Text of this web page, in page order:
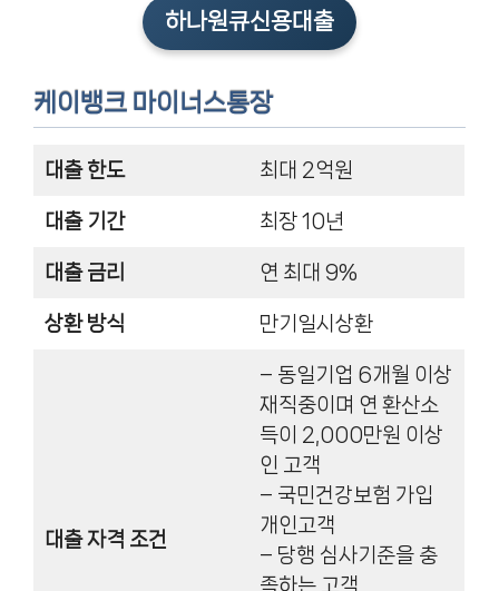
하나원큐신용대출
케이뱅크 마이너스통장
대출 한도 최대 2억원
대출 기간 최장 10년
대출 금리 연 최대 9%
상환 방식 만기일시상환
대출 자격 조건
– 동일기업 6개월 이상
재직중이며 연 환산소
득이 2,000만원 이상
인 고객
– 국민건강보험 가입
개인고객
– 당행 심사기준을 충
족하는 고객